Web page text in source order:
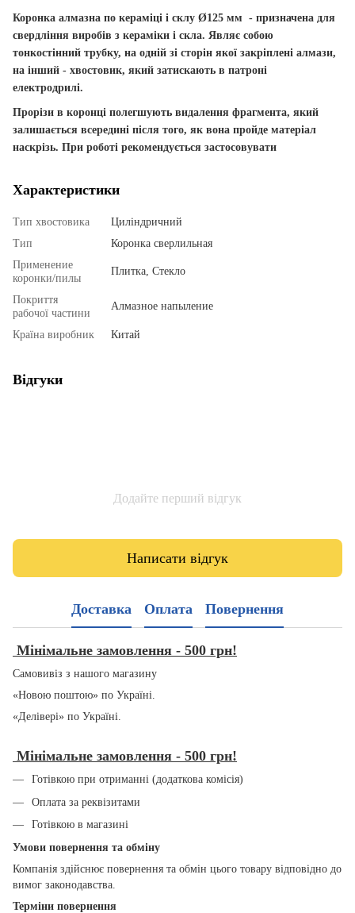
Коронка алмазна по кераміці і склу Ø125 мм - призначена для
свердління виробів з кераміки і скла. Являє собою
тонкостінний трубку, на одній зі сторін якої закріплені алмази,
на інший - хвостовик, який затискають в патроні
електродрилі.
Прорізи в коронці полегшують видалення фрагмента, який
залишається всередині після того, як вона пройде матеріал
наскрізь. При роботі рекомендується застосовувати
Характеристики
Тип хвостовика
Циліндричний
Тип
Коронка сверлильная
Применение
коронки/пилы
Плитка, Стекло
Покриття
рабочої частини
Алмазное напыление
Країна виробник Китай
Відгуки
Додайте перший відгук
Написати відгук
Доставка Оплата Повернення
Мінімальне замовлення - 500 грн!
Самовивіз з нашого магазину
«Новою поштою» по Україні.
«Делівері» по Україні.
Мінімальне замовлення - 500 грн!
Готівкою при отриманні (додаткова комісія)
Оплата за реквізитами
Готівкою в магазині
Умови повернення та обміну
Компанія здійснює повернення та обмін цього товару відповідно до
вимог законодавства.
Терміни повернення